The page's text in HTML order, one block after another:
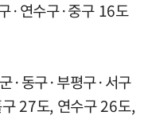
·연수구·중구 16도
·동구·부평구·서구
27도, 연수구 26도,